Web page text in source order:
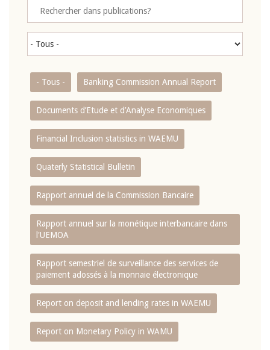
- Tous - Banking Commission Annual Report
Documents d’Etude et d’Analyse Economiques
Financial Inclusion statistics in WAEMU
Quaterly Statistical Bulletin
Rapport annuel de la Commission Bancaire
Rapport annuel sur la monétique interbancaire dans
l'UEMOA
Rapport semestriel de surveillance des services de
paiement adossés à la monnaie électronique
Report on deposit and lending rates in WAEMU
Report on Monetary Policy in WAMU